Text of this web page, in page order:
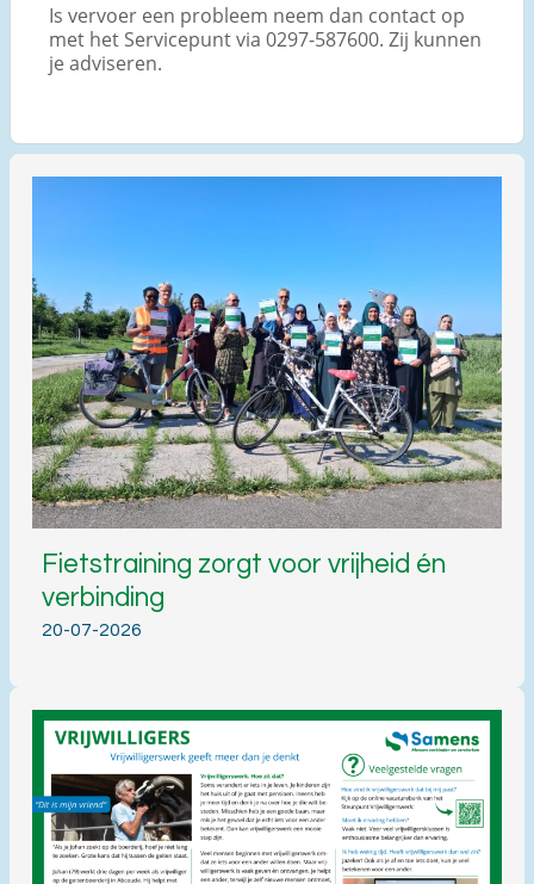
Is vervoer een probleem neem dan contact op
met het Servicepunt via 0297-587600. Zij kunnen
je adviseren.
Fietstraining zorgt voor vrijheid én
verbinding
20-07-2026